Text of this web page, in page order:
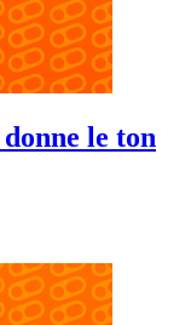
le ton